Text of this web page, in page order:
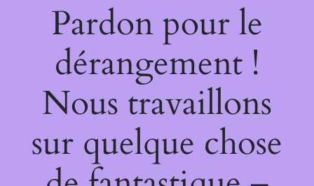
Pardon pour le
dérangement !
Nous travaillons
sur quelque chose